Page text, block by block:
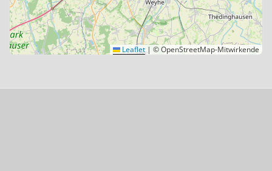
Leaflet | © OpenStreetMap-Mitwirkende